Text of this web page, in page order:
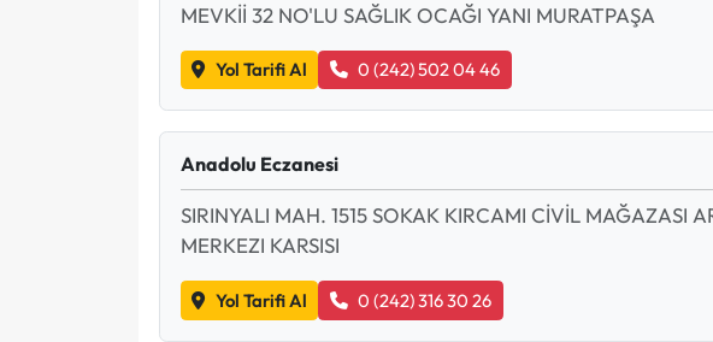
MEVKİİ 32 NO'LU SAĞLIK OCAĞI YANI MURATPAŞA
Yol Tarifi Al 0 (242) 502 04 46
Anadolu Eczanesi
SIRINYALI MAH. 1515 SOKAK KIRCAMI CİVİL MAĞAZASI
MERKEZI KARSISI
Yol Tarifi Al 0 (242) 316 30 26